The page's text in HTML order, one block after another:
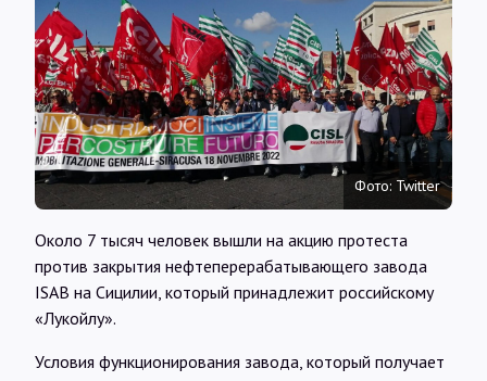
Обзоры
Интервью
Карты
О нас
Фото: Twitter
Около 7 тысяч человек вышли на акцию протеста
против закрытия нефтеперерабатывающего завода
ISAB на Сицилии, который принадлежит российскому
«Лукойлу».
Условия функционирования завода, который получает